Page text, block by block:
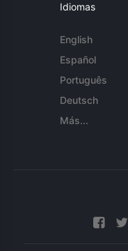
Idiomas
English
Español
Português
Deutsch
Más...